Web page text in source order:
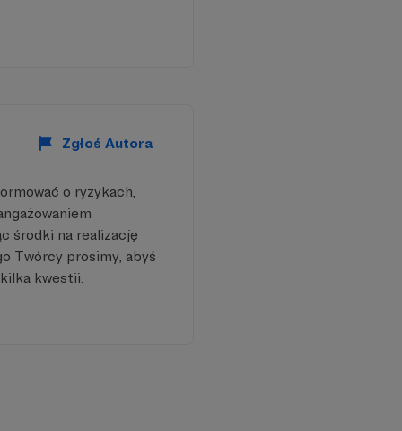
więcej prawdy,
Zgłoś Autora
o ryzykach,
środki na realizację
Twórcy prosimy, abyś
kilka kwestii.